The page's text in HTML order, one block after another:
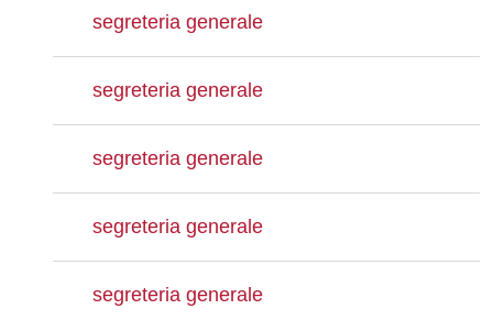
segreteria generale
segreteria generale
segreteria generale
segreteria generale
segreteria generale